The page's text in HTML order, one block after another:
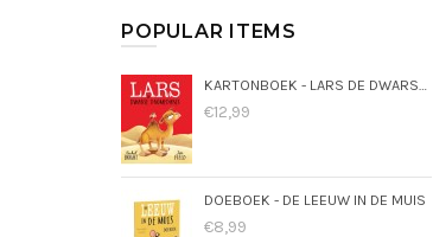
POPULAR ITEMS
KARTONBOEK - LARS DE DWARSE DROMEDARIS
€12,99
DOEBOEK - DE LEEUW IN DE MUIS
€8,99